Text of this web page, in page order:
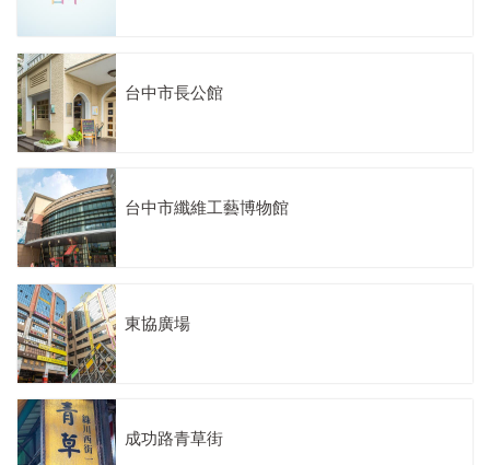
台中市長公館
台中市纖維工藝博物館
東協廣場
成功路青草街